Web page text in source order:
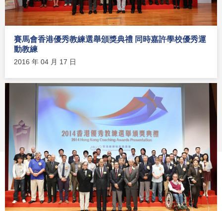
賽馬會香港優秀教練選舉頒獎典禮 同時嘉許學校優秀運
動教練
2016 年 04 月 17 日